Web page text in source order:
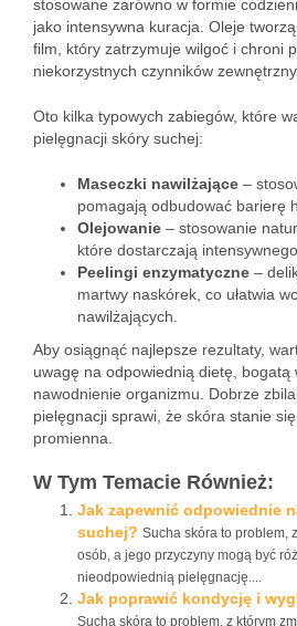
stosowane zarówno w formie
jako intensywna kuracja. Oleje
film, który zatrzymuje wilgoć i chroni
niekorzystnych czynników
Oto kilka typowych zabiegów, które
pielęgnacji skóry suchej:
Maseczki nawilżające –
pomagają odbudować barierę
Olejowanie – stosowanie
które dostarczają
Peelingi enzymatyczne –
martwy naskórek, co ułatwia
nawilżających.
Aby osiągnąć najlepsze rezultaty,
uwagę na odpowiednią dietę, bogatą
nawodnienie organizmu. Dobrze
pielęgnacji sprawi, że skóra stanie
promienna.
W Tym Temacie Również:
Jak zapewnić odpowiednie
suchej? Sucha skóra to problem,
osób, a jego przyczyny mogą być
nieodpowiednią pielęgnację....
Jak poprawić kondycję i
Sucha skóra to problem, z którym